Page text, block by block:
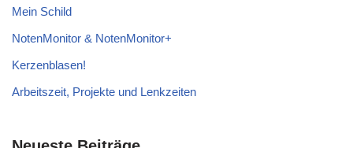
Mein Schild
NotenMonitor & NotenMonitor+
Kerzenblasen!
Arbeitszeit, Projekte und Lenkzeiten